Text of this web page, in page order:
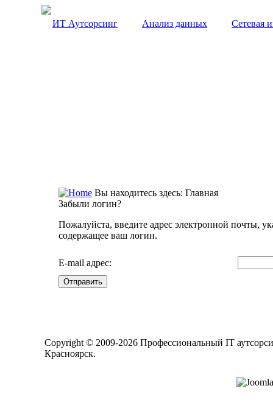
ИТ Аутсорсинг Анализ данных Сетевая
Вы находитесь здесь: Главная
Забыли логин?
Пожалуйста, введите адрес электронной почты,
содержащее ваш логин.
E-mail адрес:
Отправить
Copyright © 2009-2026 Профессиональный IT
Красноярск.